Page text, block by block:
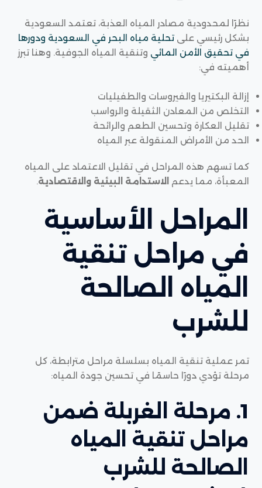
نظرًا لمحدودية مصادر المياه العذبة، تعتمد السعودية
بشكل رئيسي على تحلية مياه البحر في السعودية ودورها
في تحقيق الأمن المائي وتنقية المياه الجوفية. وهنا تبرز
أهميته في:
إزالة البكتيريا والفيروسات والطفيليات
التخلص من المعادن الثقيلة والرواسب
تقليل العكارة وتحسين الطعم والرائحة
الحد من الأمراض المنقولة عبر المياه
كما تسهم هذه المراحل في تقليل الاعتماد على المياه
المعبأة، مما يدعم الاستدامة البيئية والاقتصادية.
المراحل الأساسية
في مراحل تنقية
المياه الصالحة
للشرب
تمر عملية تنقية المياه بسلسلة مراحل مترابطة، كل
مرحلة تؤدي دورًا حاسمًا في تحسين جودة المياه:
1. مرحلة الغربلة ضمن
مراحل تنقية المياه
الصالحة للشرب